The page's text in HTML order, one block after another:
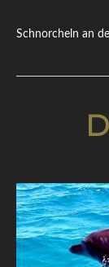
Schnorcheln an